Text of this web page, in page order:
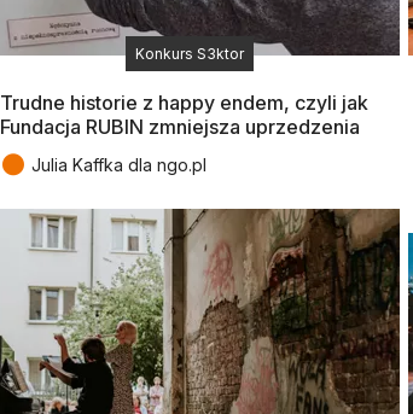
Konkurs S3ktor
Trudne historie z happy endem, czyli jak
Fundacja RUBIN zmniejsza uprzedzenia
● Julia Kaffka dla ngo.pl